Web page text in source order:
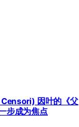
Censori) 因叶的《父
步成为焦点